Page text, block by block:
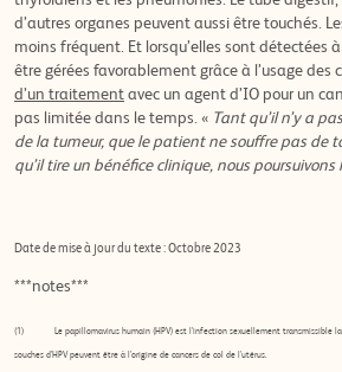
d’autres organes peuvent aussi être touchés.
moins fréquent. Et lorsqu’elles sont détectées
être gérées favorablement grâce à l’usage des
d’un traitement avec un agent d’IO pour un
pas limitée dans le temps. « Tant qu’il n’y a
de la tumeur, que le patient ne souffre pas de
qu’il tire un bénéfice clinique, nous
Date de mise à jour du texte : Octobre 2023
***notes***
(1) Le papillomavirus humain (HPV) est l’infection sexuellement transmissible la
souches d’HPV peuvent être à l’origine de cancers de col de l’utérus.